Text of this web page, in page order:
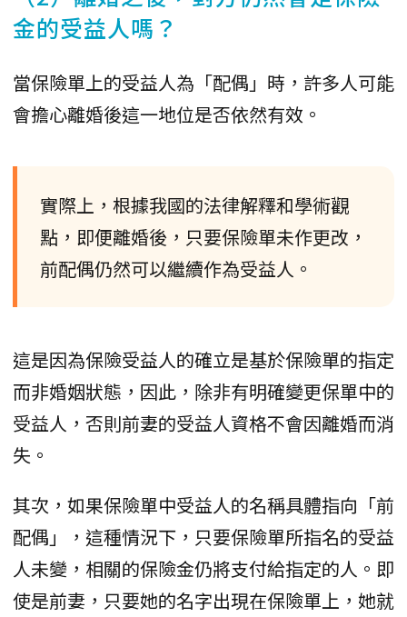
金的受益人嗎？
當保險單上的受益人為「配偶」時，許多人可能
會擔心離婚後這一地位是否依然有效。
實際上，根據我國的法律解釋和學術觀
點，即便離婚後，只要保險單未作更改，
前配偶仍然可以繼續作為受益人。
這是因為保險受益人的確立是基於保險單的指定
而非婚姻狀態，因此，除非有明確變更保單中的
受益人，否則前妻的受益人資格不會因離婚而消
失。
其次，如果保險單中受益人的名稱具體指向「前
配偶」，這種情況下，只要保險單所指名的受益
人未變，相關的保險金仍將支付給指定的人。即
使是前妻，只要她的名字出現在保險單上，她就